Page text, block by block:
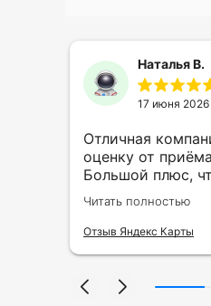
Наталья В.
17 июня 2026
Отличная
оценку от
Большой плюс,
было нанести
Заказ был
спасибо Евгении
Читать полностью
Отзыв Яндекс Карты